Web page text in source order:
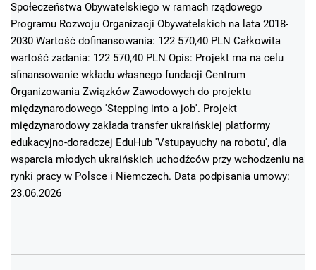
Społeczeństwa Obywatelskiego w ramach rządowego
Programu Rozwoju Organizacji Obywatelskich na lata 2018-
2030 Wartość dofinansowania: 122 570,40 PLN Całkowita
wartość zadania: 122 570,40 PLN Opis: Projekt ma na celu
sfinansowanie wkładu własnego fundacji Centrum
Organizowania Związków Zawodowych do projektu
międzynarodowego 'Stepping into a job'. Projekt
międzynarodowy zakłada transfer ukraińskiej platformy
edukacyjno-doradczej EduHub 'Vstupayuchy na robotu', dla
wsparcia młodych ukraińskich uchodźców przy wchodzeniu na
rynki pracy w Polsce i Niemczech. Data podpisania umowy:
23.06.2026